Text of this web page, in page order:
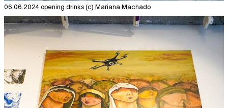
06.06.2024 opening drinks (c) Mariana Machado